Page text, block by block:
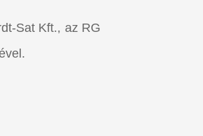
Sat Kft., az RG